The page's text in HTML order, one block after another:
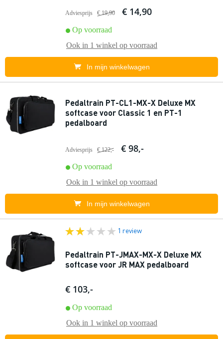
Adviesprijs € 19,90 € 14,90
Op voorraad
Ook in 1 winkel op voorraad
In mijn winkelwagen
Pedaltrain PT-CL1-MX-X Deluxe MX
softcase voor Classic 1 en PT-1
pedalboard
Adviesprijs € 122,- € 98,-
Op voorraad
Ook in 1 winkel op voorraad
In mijn winkelwagen
1 review
Pedaltrain PT-JMAX-MX-X Deluxe MX
softcase voor JR MAX pedalboard
€ 103,-
Op voorraad
Ook in 1 winkel op voorraad